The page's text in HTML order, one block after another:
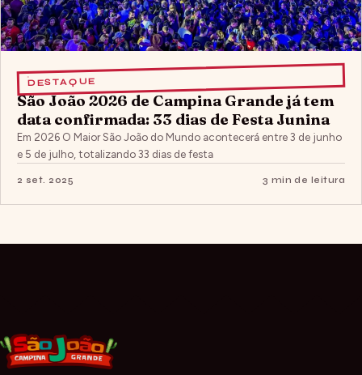
DESTAQUE
São João 2026 de Campina Grande já tem
data confirmada: 33 dias de Festa Junina
Em 2026 O Maior São João do Mundo acontecerá entre 3 de junho
e 5 de julho, totalizando 33 dias de festa
2 set. 2025 3 min de leitura